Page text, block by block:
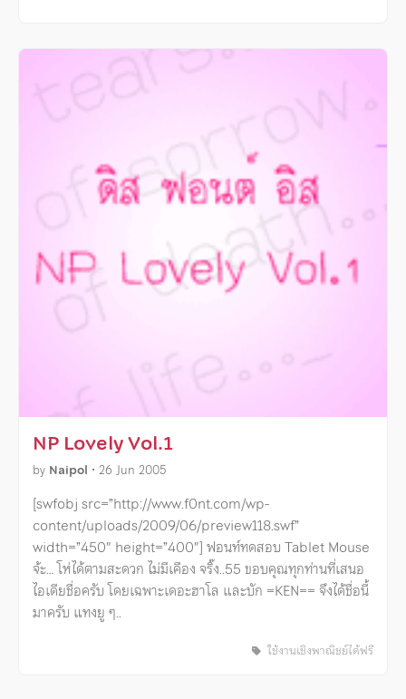
NP Lovely Vol.1
by Naipol • 26 Jun 2005
[swfobj src=”http://www.f0nt.com/wp-
content/uploads/2009/06/preview118.swf”
width=”450″ height=”400″] ฟอนท์ทดสอบ Tablet Mouse
จ้ะ… โห่ได้ตามสะดวก ไม่มีเคือง จริ๊ง..55 ขอบคุณทุกท่านที่เสนอ
ไอเดียชื่อครับ โดยเฉพาะเดอะฮาโล และบัก =KEN== จึงได้ชื่อนี้
มาครับ แทงยู ๆ..
ใช้งานเชิงพาณิชย์ได้ฟรี